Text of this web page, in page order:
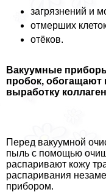
загрязнений и
отмерших
отёков.
Вакуумные
пробок, обогащают
выработку
Перед вакуумной
пыль с помощью
распаривают кожу
распаривания
прибором.